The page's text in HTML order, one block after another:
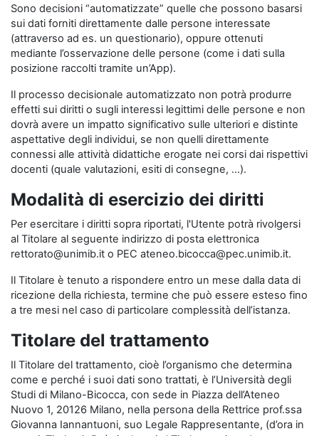
Sono decisioni “automatizzate” quelle che possono basarsi
sui dati forniti direttamente dalle persone interessate
(attraverso ad es. un questionario), oppure ottenuti
mediante l’osservazione delle persone (come i dati sulla
posizione raccolti tramite un’App).
Il processo decisionale automatizzato non potrà produrre
effetti sui diritti o sugli interessi legittimi delle persone e non
dovrà avere un impatto significativo sulle ulteriori e distinte
aspettative degli individui, se non quelli direttamente
connessi alle attività didattiche erogate nei corsi dai rispettivi
docenti (quale valutazioni, esiti di consegne, …).
Modalità di esercizio dei diritti
Per esercitare i diritti sopra riportati, l'Utente potrà rivolgersi
al Titolare al seguente indirizzo di posta elettronica
rettorato@unimib.it o PEC ateneo.bicocca@pec.unimib.it.
Il Titolare è tenuto a rispondere entro un mese dalla data di
ricezione della richiesta, termine che può essere esteso fino
a tre mesi nel caso di particolare complessità dell’istanza.
Titolare del trattamento
Il Titolare del trattamento, cioè l’organismo che determina
come e perché i suoi dati sono trattati, è l’Università degli
Studi di Milano-Bicocca, con sede in Piazza dell’Ateneo
Nuovo 1, 20126 Milano, nella persona della Rettrice prof.ssa
Giovanna Iannantuoni, suo Legale Rappresentante, (d’ora in